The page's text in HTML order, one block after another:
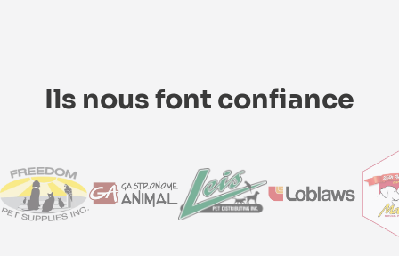
Ils nous font confiance